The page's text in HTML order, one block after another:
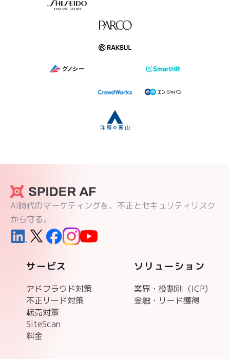
AI時代のマーケティングを、不正とセキュリティリスク
から守る。
サービス
アドフラウド対策
不正リード対策
転売対策
SiteScan
料金
ソリューション
業界・役割別（ICP)
金融・リード獲得